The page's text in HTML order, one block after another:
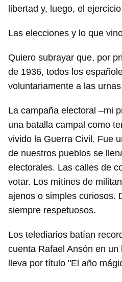
libertad y, luego, el
Las elecciones y lo que
Quiero subrayar que, por
de 1936, todos los
voluntariamente a las
La campaña electoral –mi
una batalla campal como
vivido la Guerra Civil. Fue
de nuestros pueblos se
electorales. Las calles de
votar. Los mítines de
ajenos o simples curiosos.
siempre respetuosos.
Los telediarios batían
cuenta Rafael Ansón en
lleva por título "El año